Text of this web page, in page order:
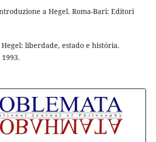
a Hegel. Roma-Bari: Editori
Hegel: liberdade, estado e história.